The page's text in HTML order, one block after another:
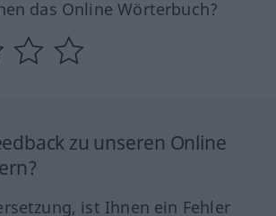
das Online Wörterbuch?
zu unseren Online
ist Ihnen ein Fehler